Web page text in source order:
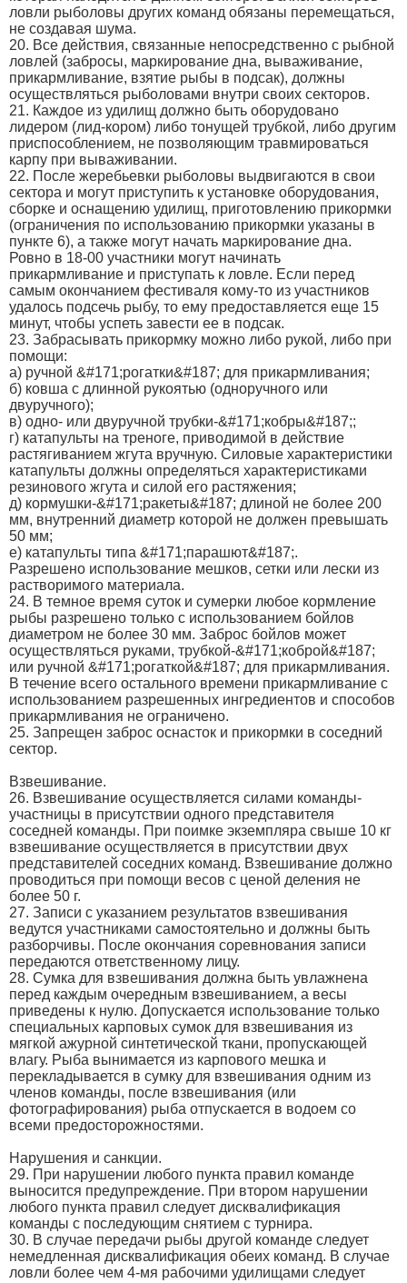
ловли рыболовы других команд обязаны перемещаться,
не создавая шума.
20. Все действия, связанные непосредственно с рыбной
ловлей (забросы, маркирование дна, вываживание,
прикармливание, взятие рыбы в подсак), должны
осуществляться рыболовами внутри своих секторов.
21. Каждое из удилищ должно быть оборудовано
лидером (лид-кором) либо тонущей трубкой, либо другим
приспособлением, не позволяющим травмироваться
карпу при вываживании.
22. После жеребьевки рыболовы выдвигаются в свои
сектора и могут приступить к установке оборудования,
сборке и оснащению удилищ, приготовлению прикормки
(ограничения по использованию прикормки указаны в
пункте 6), а также могут начать маркирование дна.
Ровно в 18-00 участники могут начинать
прикармливание и приступать к ловле. Если перед
самым окончанием фестиваля кому-то из участников
удалось подсечь рыбу, то ему предоставляется еще 15
минут, чтобы успеть завести ее в подсак.
23. Забрасывать прикормку можно либо рукой, либо при
помощи:
а) ручной &#171;рогатки&#187; для прикармливания;
б) ковша с длинной рукоятью (одноручного или
двуручного);
в) одно- или двуручной трубки-&#171;кобры&#187;;
г) катапульты на треноге, приводимой в действие
растягиванием жгута вручную. Силовые характеристики
катапульты должны определяться характеристиками
резинового жгута и силой его растяжения;
д) кормушки-&#171;ракеты&#187; длиной не более 200
мм, внутренний диаметр которой не должен превышать
50 мм;
е) катапульты типа &#171;парашют&#187;.
Разрешено использование мешков, сетки или лески из
растворимого материала.
24. В темное время суток и сумерки любое кормление
рыбы разрешено только с использованием бойлов
диаметром не более 30 мм. Заброс бойлов может
осуществляться руками, трубкой-&#171;коброй&#187;
или ручной &#171;рогаткой&#187; для прикармливания.
В течение всего остального времени прикармливание с
использованием разрешенных ингредиентов и способов
прикармливания не ограничено.
25. Запрещен заброс оснасток и прикормки в соседний
сектор.
Взвешивание.
26. Взвешивание осуществляется силами команды-
участницы в присутствии одного представителя
соседней команды. При поимке экземпляра свыше 10 кг
взвешивание осуществляется в присутствии двух
представителей соседних команд. Взвешивание должно
проводиться при помощи весов с ценой деления не
более 50 г.
27. Записи с указанием результатов взвешивания
ведутся участниками самостоятельно и должны быть
разборчивы. После окончания соревнования записи
передаются ответственному лицу.
28. Сумка для взвешивания должна быть увлажнена
перед каждым очередным взвешиванием, а весы
приведены к нулю. Допускается использование только
специальных карповых сумок для взвешивания из
мягкой ажурной синтетической ткани, пропускающей
влагу. Рыба вынимается из карпового мешка и
перекладывается в сумку для взвешивания одним из
членов команды, после взвешивания (или
фотографирования) рыба отпускается в водоем со
всеми предосторожностями.
Нарушения и санкции.
29. При нарушении любого пункта правил команде
выносится предупреждение. При втором нарушении
любого пункта правил следует дисквалификация
команды с последующим снятием с турнира.
30. В случае передачи рыбы другой команде следует
немедленная дисквалификация обеих команд. В случае
ловли более чем 4-мя рабочими удилищами следует